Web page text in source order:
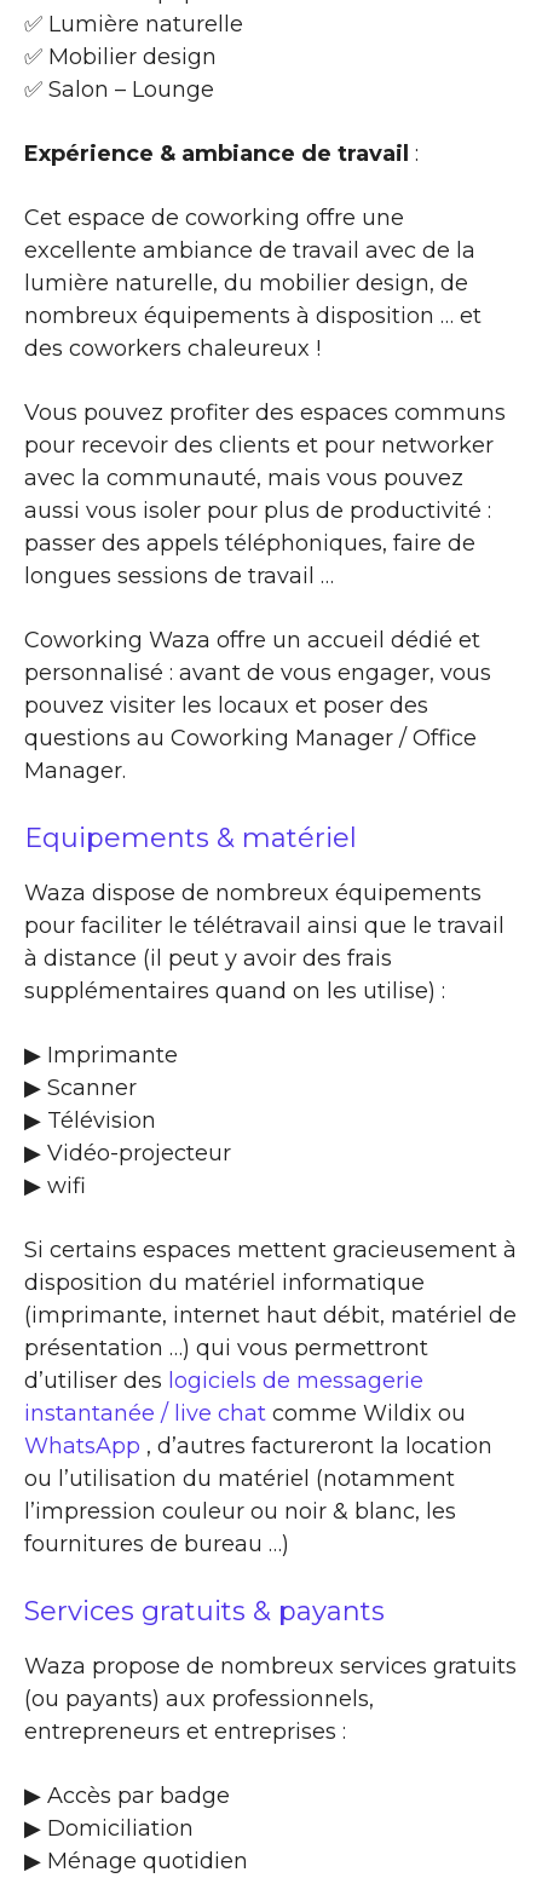
✅ Lumière naturelle
✅ Mobilier design
✅ Salon – Lounge
Expérience & ambiance de travail :
Cet espace de coworking offre une
excellente ambiance de travail avec de la
lumière naturelle, du mobilier design, de
nombreux équipements à disposition … et
des coworkers chaleureux !
Vous pouvez profiter des espaces communs
pour recevoir des clients et pour networker
avec la communauté, mais vous pouvez
aussi vous isoler pour plus de productivité :
passer des appels téléphoniques, faire de
longues sessions de travail …
Coworking Waza offre un accueil dédié et
personnalisé : avant de vous engager, vous
pouvez visiter les locaux et poser des
questions au Coworking Manager / Office
Manager.
Equipements & matériel
Waza dispose de nombreux équipements
pour faciliter le télétravail ainsi que le travail
à distance (il peut y avoir des frais
supplémentaires quand on les utilise) :
▶ Imprimante
▶ Scanner
▶ Télévision
▶ Vidéo-projecteur
▶ wifi
Si certains espaces mettent gracieusement à
disposition du matériel informatique
(imprimante, internet haut débit, matériel de
présentation …) qui vous permettront
d’utiliser des logiciels de messagerie
instantanée / live chat comme Wildix ou
WhatsApp , d’autres factureront la location
ou l’utilisation du matériel (notamment
l’impression couleur ou noir & blanc, les
fournitures de bureau …)
Services gratuits & payants
Waza propose de nombreux services gratuits
(ou payants) aux professionnels,
entrepreneurs et entreprises :
▶​ Accès par badge
▶​ Domiciliation
▶​ Ménage quotidien